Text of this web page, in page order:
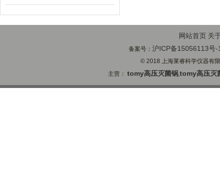
网站首页 关
备案号：沪ICP备15056113号-
© 2018 上海莱睿科学仪器有
主营：tomy高压灭菌锅,tomy高压灭